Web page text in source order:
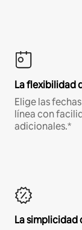
La flexibilidad
Elige las
línea con
adicionales.*
La simplicidad